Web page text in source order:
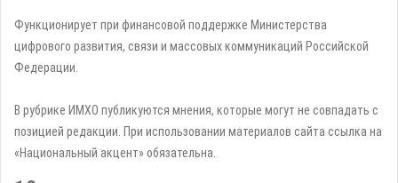
Функционирует при финансовой поддержке Министерства
цифрового развития, связи и массовых коммуникаций Российской
Федерации.
В рубрике ИМХО публикуются мнения, которые могут не совпадать с
позицией редакции. При использовании материалов сайта ссылка на
«Национальный акцент» обязательна.